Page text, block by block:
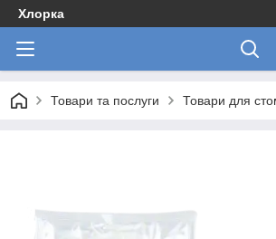
Хлорка
Товари та послуги Товари для